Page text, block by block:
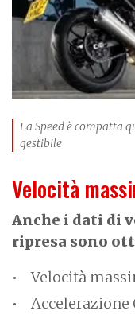
La Speed è compatta
gestibile
Velocità
Anche i dati di
ripresa sono
Velocità